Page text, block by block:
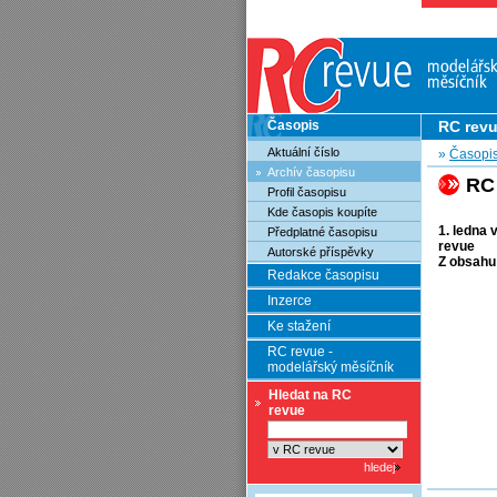
Časopis
Aktuální číslo
Archív časopisu
Profil časopisu
Kde časopis koupíte
Předplatné časopisu
Autorské příspěvky
Redakce časopisu
Inzerce
Ke stažení
RC revue -
modelářský měsíčník
Hledat na RC
revue
RC
»
1. ledna
revue
Z